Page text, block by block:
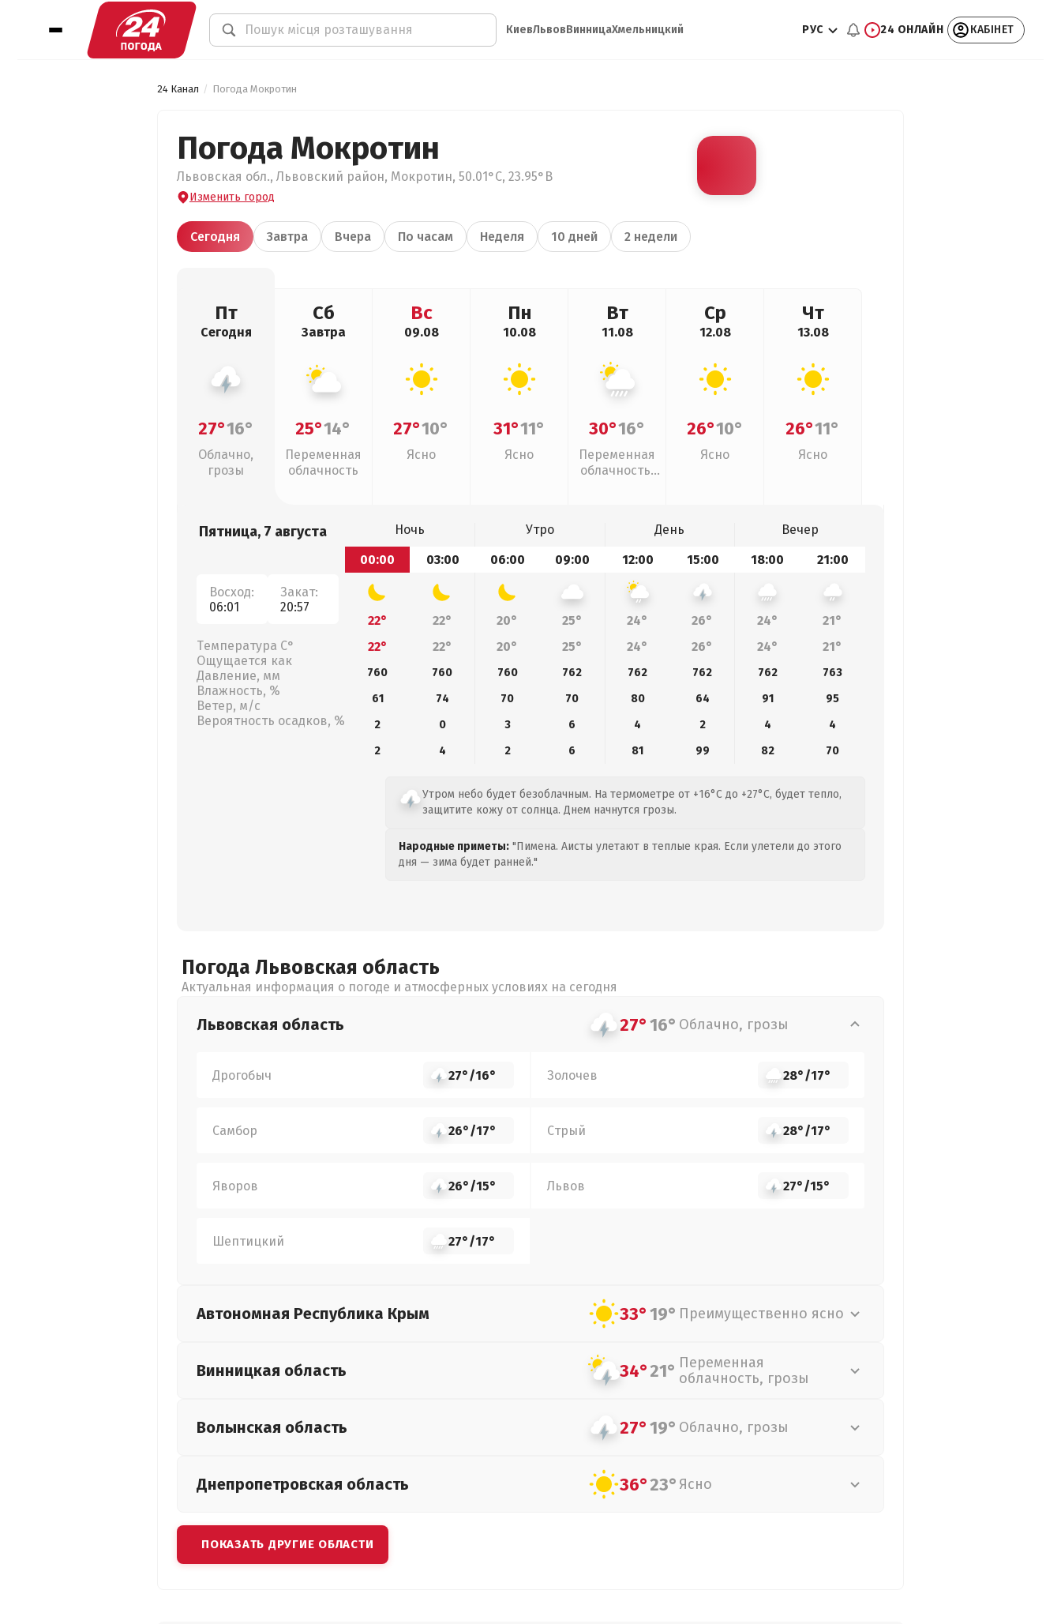
КиевЛьвовВинницаХмельницкий РУС 24 ОНЛАЙН КАБІНЕТ
24 Канал Погода Мокротин
Погода Мокротин
Львовская обл., Львовский район, Мокротин, 50.01°С, 23.95°В
Изменить город
Сегодня Завтра Вчера По часам Неделя 10 дней 2 недели
Пт
Сегодня
27°16°
Облачно,
грозы
Сб
Завтра
25°14°
Переменная
облачность
Вс
09.08
27°10°
Ясно
Пн
10.08
31°11°
Ясно
Вт
11.08
30°16°
Переменная
облачность,
Ср
12.08
26°10°
Ясно
Чт
13.08
26°11°
Ясно
Пятница, 7 августа
Восход:
06:01
Закат:
20:57
Температура С°
Ощущается как
Давление, мм
Влажность, %
Ветер, м/с
Вероятность осадков, %
Ночь Утро День
Вечер
00:00
03:00 06:00 09:00 12:00 15:00 18:00 21:00
22° 22° 20° 25° 24° 26° 24°
21°
22°
22° 20° 25° 24° 26° 24° 21°
760 760 760 762 762 762 762
763
61
74 70 70 80 64 91
95
2
0 3 6 4 2 4
4
2
4 2 6 81 99 82 70
Утром небо будет безоблачным. На термометре от +16°C до +27°C, будет тепло,
защитите кожу от солнца. Днем начнутся грозы.
Народные приметы: "Пимена. Аисты улетают в теплые края. Если улетели до этого
дня — зима будет ранней."
Погода Львовская область
Актуальная информация о погоде и атмосферных условиях на сегодня
Львовская область 27°16° Облачно, грозы
Дрогобыч 27°/16° Золочев 28°/17°
Самбор 26°/17° Стрый 28°/17°
Яворов 26°/15° Львов 27°/15°
Шептицкий 27°/17°
Автономная Республика Крым 33°19° Преимущественно ясно
Винницкая область 34°21° Переменная
облачность, грозы
Волынская область 27°19° Облачно, грозы
Днепропетровская область 36°23° Ясно
ПОКАЗАТЬ ДРУГИЕ ОБЛАСТИ